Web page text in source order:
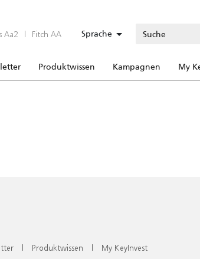
Aa2 | Fitch AA Sprache
Produktwissen Kampagnen My
| Produktwissen | My KeyInvest